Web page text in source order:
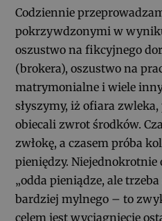
Codziennie
pokrzywdzonymi w
oszustwo na fikcyjnego
(brokera), oszustwo na
matrymonialne i wiele
słyszymy, iż ofiara
obiecali zwrot środków.
zwłokę, a czasem próba
pieniędzy.
„odda pieniądze, ale trzeba
bardziej mylnego – to
celem jest wyciągnięcie